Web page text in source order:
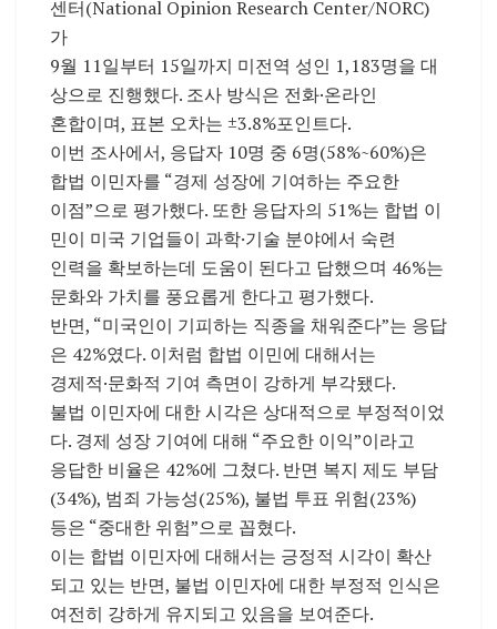
센터(National Opinion Research Center/NORC)
가
9월 11일부터 15일까지 미전역 성인 1,183명을 대
상으로 진행했다. 조사 방식은 전화·온라인
혼합이며, 표본 오차는 ±3.8%포인트다.
이번 조사에서, 응답자 10명 중 6명(58%~60%)은
합법 이민자를 “경제 성장에 기여하는 주요한
이점”으로 평가했다. 또한 응답자의 51%는 합법 이
민이 미국 기업들이 과학·기술 분야에서 숙련
인력을 확보하는데 도움이 된다고 답했으며 46%는
문화와 가치를 풍요롭게 한다고 평가했다.
반면, “미국인이 기피하는 직종을 채워준다”는 응답
은 42%였다. 이처럼 합법 이민에 대해서는
경제적·문화적 기여 측면이 강하게 부각됐다.
불법 이민자에 대한 시각은 상대적으로 부정적이었
다. 경제 성장 기여에 대해 “주요한 이익”이라고
응답한 비율은 42%에 그쳤다. 반면 복지 제도 부담
(34%), 범죄 가능성(25%), 불법 투표 위험(23%)
등은 “중대한 위험”으로 꼽혔다.
이는 합법 이민자에 대해서는 긍정적 시각이 확산
되고 있는 반면, 불법 이민자에 대한 부정적 인식은
여전히 강하게 유지되고 있음을 보여준다.